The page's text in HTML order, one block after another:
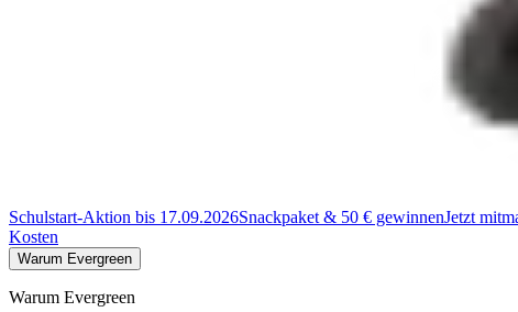
Schulstart-Aktion bis 17.09.2026Snackpaket & 50 € gewinnenJetzt
Kosten
Warum Evergreen
Warum Evergreen